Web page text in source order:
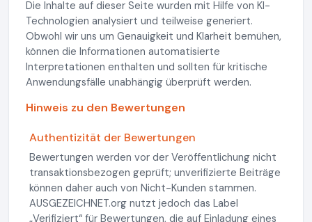
Die Inhalte auf dieser Seite wurden mit Hilfe von KI-
Technologien analysiert und teilweise generiert.
Obwohl wir uns um Genauigkeit und Klarheit bemühen,
können die Informationen automatisierte
Interpretationen enthalten und sollten für kritische
Anwendungsfälle unabhängig überprüft werden.
Hinweis zu den Bewertungen
Authentizität der Bewertungen
Bewertungen werden vor der Veröffentlichung nicht
transaktionsbezogen geprüft; unverifizierte Beiträge
können daher auch von Nicht-Kunden stammen.
AUSGEZEICHNET.org nutzt jedoch das Label
„Verifiziert“ für Bewertungen, die auf Einladung eines